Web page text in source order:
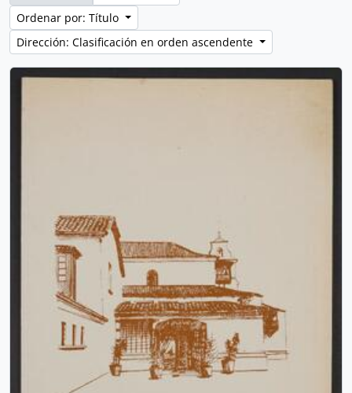
Ordenar por: Título
Dirección: Clasificación en orden ascendente